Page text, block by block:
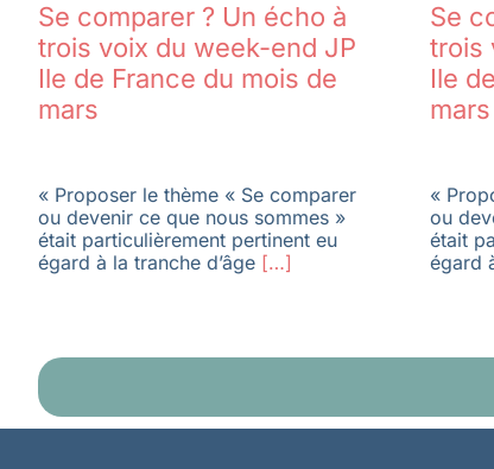
Se comparer ? Un écho à
trois voix du week-end JP
Ile de France du mois de
mars
« Proposer le thème « Se comparer
ou devenir ce que nous sommes »
était particulièrement pertinent eu
égard à la tranche d’âge[…]
Se
trois
Ile
mars
«
ou
était
égard